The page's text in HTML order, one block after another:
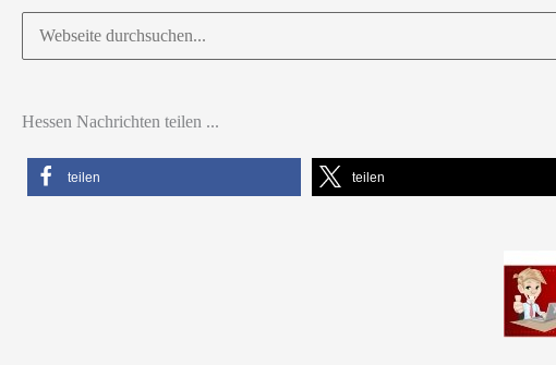
Suchen
nach:
Hessen Nachrichten teilen ...
teilen teilen